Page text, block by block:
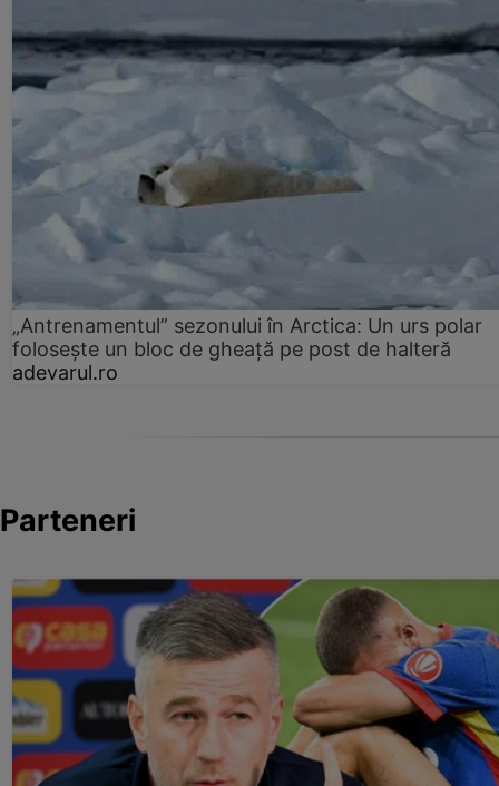
„Antrenamentul” sezonului în Arctica: Un urs polar
folosește un bloc de gheață pe post de halteră
adevarul.ro
Parteneri